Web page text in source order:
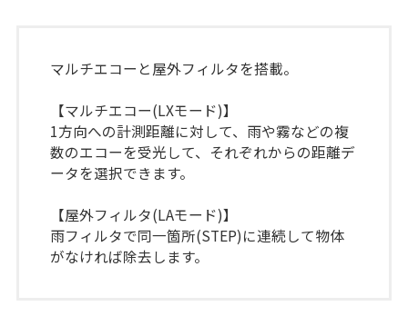
マルチエコーと屋外フィルタを搭載。
【マルチエコー(LXモード)】
1方向への計測距離に対して、雨や霧などの複
数のエコーを受光して、それぞれからの距離デ
ータを選択できます。
【屋外フィルタ(LAモード)】
雨フィルタで同一箇所(STEP)に連続して物体
がなければ除去します。